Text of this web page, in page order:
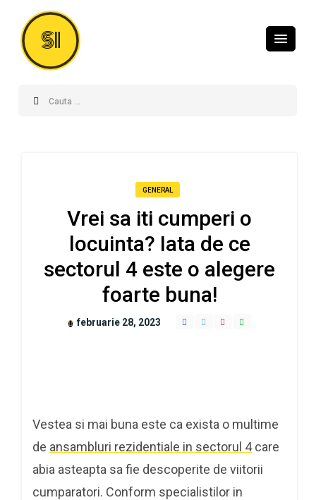
SI
GENERAL
Vrei sa iti cumperi o
locuinta? Iata de ce
sectorul 4 este o alegere
foarte buna!
februarie 28, 2023
Vestea si mai buna este ca exista o multime
de ansambluri rezidentiale in sectorul 4care
abia asteapta sa fie descoperite de viitorii
cumparatori. Conform specialistilor in